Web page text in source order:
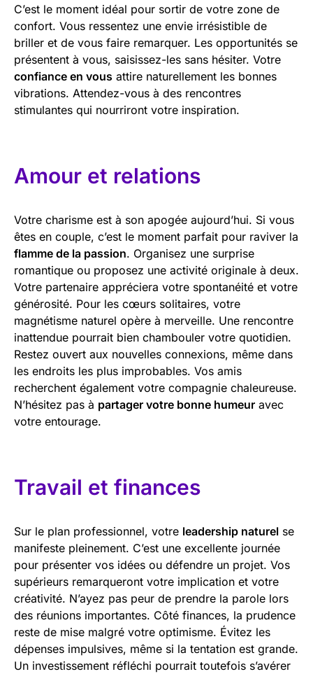
C’est le moment idéal pour sortir de votre zone de
confort. Vous ressentez une envie irrésistible de
briller et de vous faire remarquer. Les opportunités se
présentent à vous, saisissez-les sans hésiter. Votre
confiance en vous attire naturellement les bonnes
vibrations. Attendez-vous à des rencontres
stimulantes qui nourriront votre inspiration.
Amour et relations
Votre charisme est à son apogée aujourd’hui. Si vous
êtes en couple, c’est le moment parfait pour raviver la
flamme de la passion. Organisez une surprise
romantique ou proposez une activité originale à deux.
Votre partenaire appréciera votre spontanéité et votre
générosité. Pour les cœurs solitaires, votre
magnétisme naturel opère à merveille. Une rencontre
inattendue pourrait bien chambouler votre quotidien.
Restez ouvert aux nouvelles connexions, même dans
les endroits les plus improbables. Vos amis
recherchent également votre compagnie chaleureuse.
N’hésitez pas à partager votre bonne humeur avec
votre entourage.
Travail et finances
Sur le plan professionnel, votre leadership naturel se
manifeste pleinement. C’est une excellente journée
pour présenter vos idées ou défendre un projet. Vos
supérieurs remarqueront votre implication et votre
créativité. N’ayez pas peur de prendre la parole lors
des réunions importantes. Côté finances, la prudence
reste de mise malgré votre optimisme. Évitez les
dépenses impulsives, même si la tentation est grande.
Un investissement réfléchi pourrait toutefois s’avérer